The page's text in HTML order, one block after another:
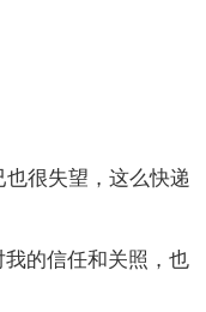
很失望，这么快递
的信任和关照，也